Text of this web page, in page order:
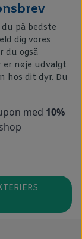
på bedste
dig vores
du også
er nøje udvalgt
hos dit dyr. Du
med 10%